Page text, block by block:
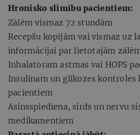
Hronisko slimību pacientiem:
Zālēm vismaz 72 stundām
Recepšu kopijām vai vismaz uz
informācijai par lietotajām
Inhalatoram astmas vai HOPS
Insulīnam un glikozes kontroles
pacientiem
Asinsspiediena, sirds un nervu
medikamentiem